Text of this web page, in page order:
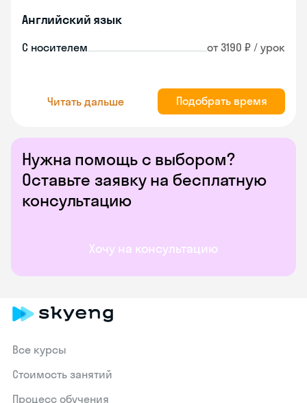
Нужна помощь с выбором?
Оставьте заявку на бесплатную
консультацию
Хочу на консультацию
Английский язык
С носителем от 3190 ₽ / урок
Читать дальше Подобрать время
Все курсы
Стоимость занятий
Процесс обучения